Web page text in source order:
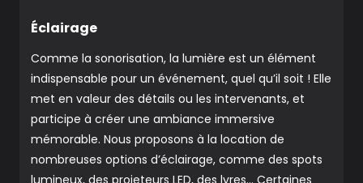
Éclairage
Comme la sonorisation, la lumière est un élément
indispensable pour un événement, quel qu’il soit ! Elle
met en valeur des détails ou les intervenants, et
participe à créer une ambiance immersive
mémorable. Nous proposons à la location de
nombreuses options d’éclairage, comme des spots
lumineux, des projeteurs LED, des lyres… Certaines